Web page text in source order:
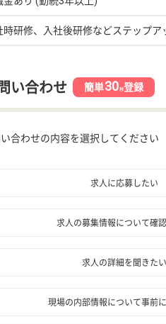
時研修、入社後研修などステップ
い合わせ 簡単30秒登録
合わせの内容を選択してください
求人に応募したい
求人の募集情報について確
求人の詳細を聞きたい
現場の内部情報について事前